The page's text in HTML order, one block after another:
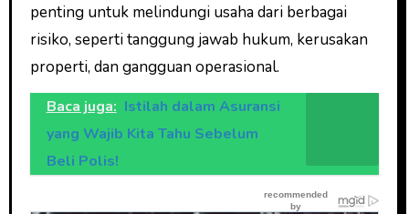
penting untuk melindungi usaha dari berbagai
risiko, seperti tanggung jawab hukum, kerusakan
properti, dan gangguan operasional.
Baca juga: Istilah dalam Asuransi
yang Wajib Kita Tahu Sebelum
Beli Polis!